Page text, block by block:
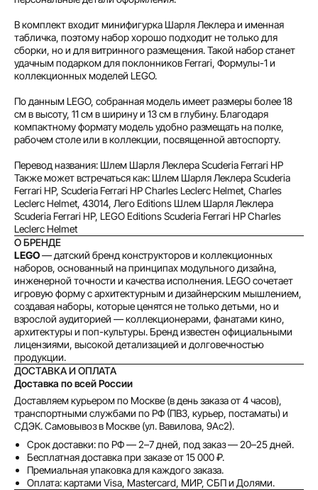
В комплект входит минифигурка Шарля Леклера и именная
табличка, поэтому набор хорошо подходит не только для
сборки, но и для витринного размещения. Такой набор станет
удачным подарком для поклонников Ferrari, Формулы-1 и
коллекционных моделей LEGO.
По данным LEGO, собранная модель имеет размеры более 18
см в высоту, 11 см в ширину и 13 см в глубину. Благодаря
компактному формату модель удобно размещать на полке,
рабочем столе или в коллекции, посвященной автоспорту.
Перевод названия: Шлем Шарля Леклера Scuderia Ferrari HP
Также может встречаться как: Шлем Шарля Леклера Scuderia
Ferrari HP, Scuderia Ferrari HP Charles Leclerc Helmet, Charles
Leclerc Helmet, 43014, Лего Editions Шлем Шарля Леклера
Scuderia Ferrari HP, LEGO Editions Scuderia Ferrari HP Charles
Leclerc Helmet
О БРЕНДЕ
LEGO— датский бренд конструкторов и коллекционных
наборов, основанный на принципах модульного дизайна,
инженерной точности и качества исполнения. LEGO сочетает
игровую форму с архитектурным и дизайнерским мышлением,
создавая наборы, которые ценятся не только детьми, но и
взрослой аудиторией — коллекционерами, фанатами кино,
архитектуры и поп-культуры. Бренд известен официальными
лицензиями, высокой детализацией и долговечностью
продукции.
ДОСТАВКА И ОПЛАТА
Доставка по всей России
Доставляем курьером по Москве (в день заказа от 4 часов),
транспортными службами по РФ (ПВЗ, курьер, постаматы) и
СДЭК. Самовывоз в Москве (ул. Вавилова, 9Ас2).
Срок доставки: по РФ — 2–7 дней, под заказ — 20–25 дней.
Бесплатная доставка при заказе от 15 000 ₽.
Премиальная упаковка для каждого заказа.
Оплата: картами Visa, Mastercard, МИР, СБП и Долями.